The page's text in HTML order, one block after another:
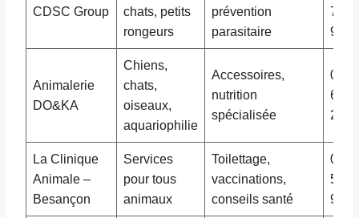
CDSC Group
chats, petits
rongeurs
prévention
parasitaire
77
99
Animalerie
DO&KA
Chiens,
chats,
oiseaux,
aquariophilie
Accessoires,
nutrition
spécialisée
03
65
21
La Clinique
Animale –
Besançon
Services
pour tous
animaux
Toilettage,
vaccinations,
conseils santé
03
56
90